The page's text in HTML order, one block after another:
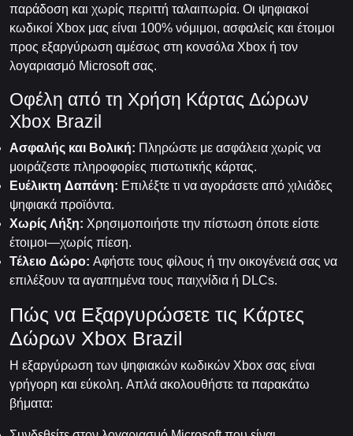
παράδοση και χωρίς περιττή ταλαιπωρία. Οι ψηφιακοί
κωδικοί Xbox μας είναι 100% νόμιμοι, ασφαλείς και έτοιμοι
προς εξαργύρωση αμέσως στη κονσόλα Xbox ή τον
λογαριασμό Microsoft σας.
Οφέλη από τη Χρήση Κάρτας Δώρων
Xbox Brazil
Ασφαλής και Βολική: Πληρώστε με ασφάλεια χωρίς να
μοιράζεστε πληροφορίες πιστωτικής κάρτας.
Ευέλικτη Δαπάνη: Επιλέξτε τι να αγοράσετε από χιλιάδες
ψηφιακά προϊόντα.
Χωρίς Λήξη: Χρησιμοποιήστε την πίστωση όποτε είστε
έτοιμοι—χωρίς πίεση.
Τέλειο Δώρο: Αφήστε τους φίλους ή την οικογένειά σας να
επιλέξουν τα αγαπημένα τους παιχνίδια ή DLCs.
Πώς να Εξαργυρώσετε τις Κάρτες
Δώρων Xbox Brazil
Η εξαργύρωση των ψηφιακών κωδικών Xbox σας είναι
γρήγορη και εύκολη. Απλά ακολουθήστε τα παρακάτω
βήματα: